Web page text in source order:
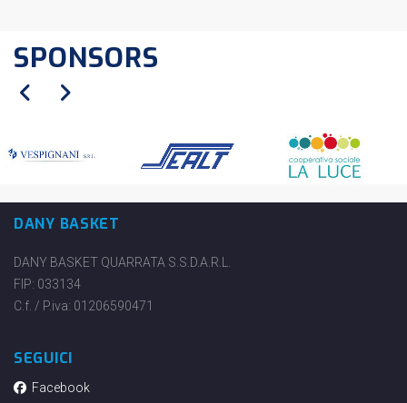
SPONSORS
DANY BASKET
DANY BASKET QUARRATA S.S.D.A.R.L.
FIP: 033134
C.f. / P.iva: 01206590471
SEGUICI
Facebook